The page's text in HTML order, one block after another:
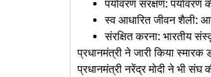
पर्यावरण संरक्षण:
स्व आधारित जीवन शैली:
संरक्षित करना: भारतीय
प्रधानमंत्री ने जारी किया
प्रधानमंत्री नरेंद्र मोदी ने भी